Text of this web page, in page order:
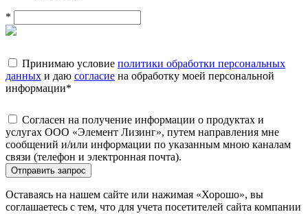
*
Принимаю условие политики обработки персональных
данных и даю согласие на обработку моей персональной
информации*
Согласен на получение информации о продуктах и
услугах ООО «Элемент Лизинг», путем направления мне
сообщений и/или информации по указанным мною каналам
связи (телефон и электронная почта).
Отправить запрос
Оставаясь на нашем сайте или нажимая «Хорошо», вы
соглашаетесь с тем, что для учета посетителей сайта компании